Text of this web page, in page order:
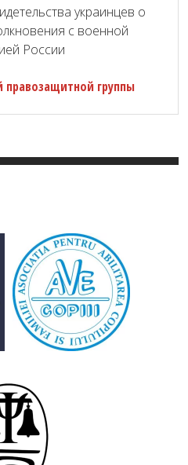
украинцев о
с военной
России
правозащитной группы